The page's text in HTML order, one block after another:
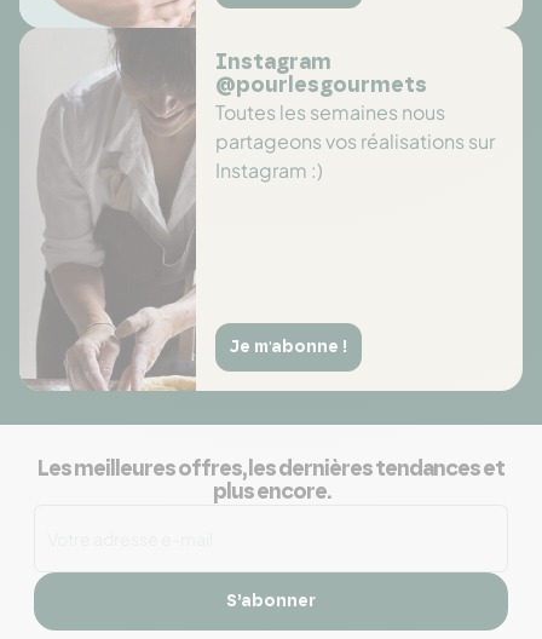
Instagram
@pourlesgourmets
Toutes les semaines nous
partageons vos réalisations sur
Instagram :)
Je m'abonne !
Les meilleures offres, les dernières tendances et
plus encore.
S’abonner